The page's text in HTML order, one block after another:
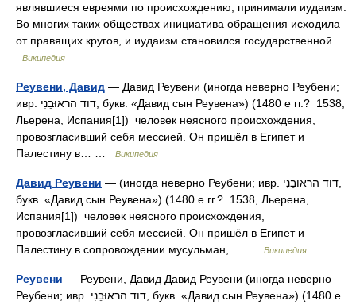
являвшиеся евреями по происхождению, принимали иудаизм.
Во многих таких обществах инициатива обращения исходила
от правящих кругов, и иудаизм становился государственной …
Википедия
Реувени, Давид — Давид Реувени (иногда неверно Реубени;
ивр. דוד הראוּבֵנִי‎, букв. «Давид сын Реувена») (1480 е гг.? 1538,
Льерена, Испания[1]) человек неясного происхождения,
провозгласивший себя мессией. Он пришёл в Египет и
Палестину в… …
Википедия
Давид Реувени — (иногда неверно Реубени; ивр. דוד הראוּבֵנִי‎,
букв. «Давид сын Реувена») (1480 е гг.? 1538, Льерена,
Испания[1]) человек неясного происхождения,
провозгласивший себя мессией. Он пришёл в Египет и
Палестину в сопровождении мусульман,… …
Википедия
Реувени — Реувени, Давид Давид Реувени (иногда неверно
Реубени; ивр. דוד הראוּבֵנִי‎, букв. «Давид сын Реувена») (1480 е